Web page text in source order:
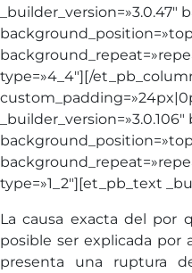
type=»4_4″][/
type=»1_2″][et_pb_text
La causa exacta del por
posible ser explicada por
presenta una ruptura